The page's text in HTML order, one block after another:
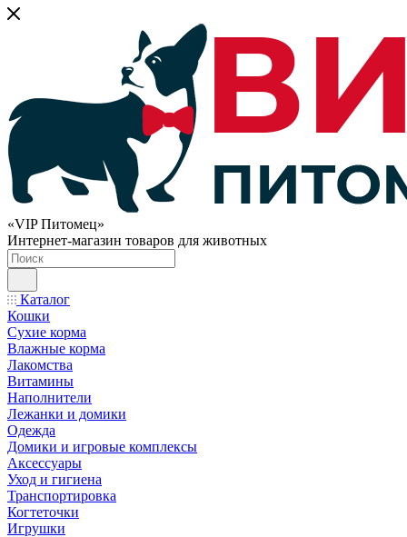
«VIP Питомец»
Интернет-магазин товаров для животных
Каталог
Кошки
Сухие корма
Влажные корма
Лакомства
Витамины
Наполнители
Лежанки и домики
Одежда
Домики и игровые комплексы
Аксессуары
Уход и гигиена
Транспортировка
Когтеточки
Игрушки